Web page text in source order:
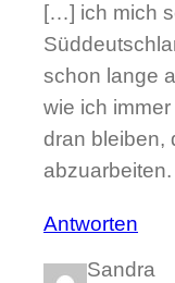
[…] ich mich
schon lange
wie ich
dran bleiben,
Antworten
Sandra